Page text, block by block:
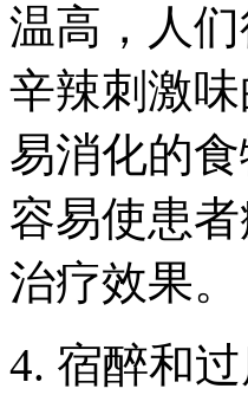
温高，人
辛辣刺激
易消化的
容易使患
治疗效果。
4. 宿醉和